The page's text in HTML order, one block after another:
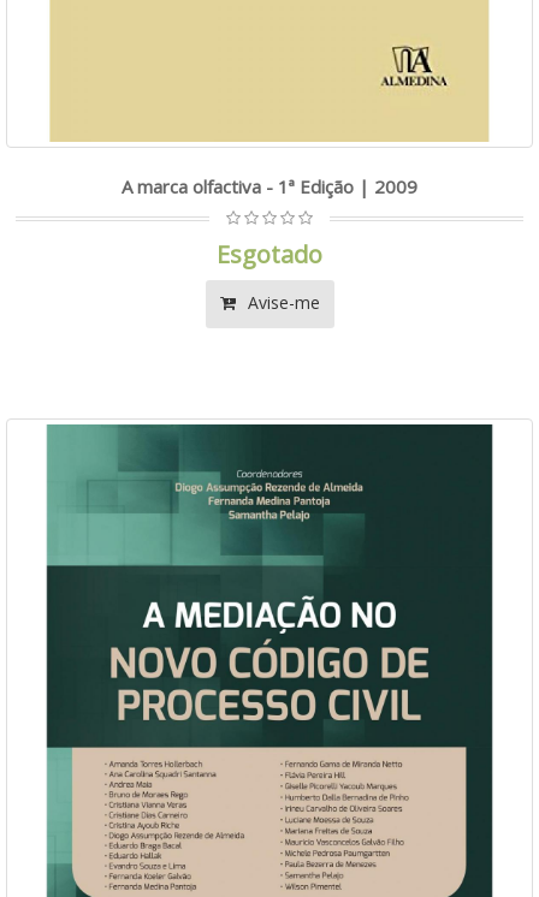
A marca olfactiva - 1ª Edição | 2009
Esgotado
Avise-me